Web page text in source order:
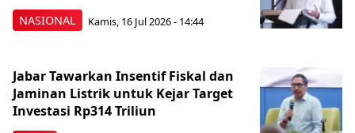
NASIONAL Kamis, 16 Jul 2026 - 14:44
Jabar Tawarkan Insentif Fiskal dan
Jaminan Listrik untuk Kejar Target
Investasi Rp314 Triliun